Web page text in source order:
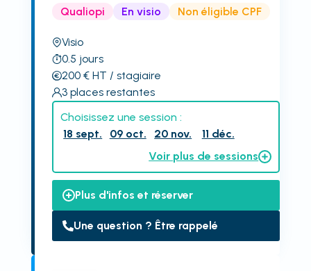
Qualiopi En visio Non éligible CPF
Visio
0.5 jours
200€ HT / stagiaire
3 places restantes
Choisissez une session :
18 sept.
09 oct. 20 nov.
11 déc.
Voir plus de sessions
Plus d'infos et réserver
Une question ? Être rappelé